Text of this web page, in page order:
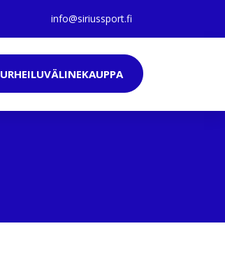
info@siriussport.fi
URHEILUVÄLINEKAUPPA